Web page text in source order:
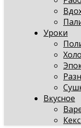
Уроки
Вкусное